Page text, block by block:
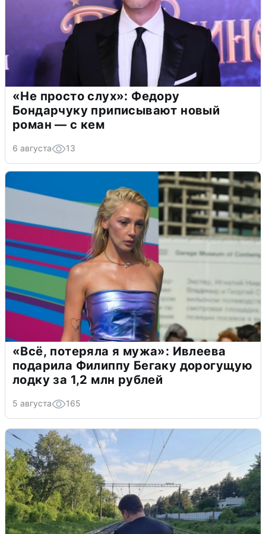
«Не просто слух»: Федору
Бондарчуку приписывают новый
роман — с кем
6 августа 13
«Всё, потеряла я мужа»: Ивлеева
подарила Филиппу Бегаку дорогущую
лодку за 1,2 млн рублей
5 августа 165